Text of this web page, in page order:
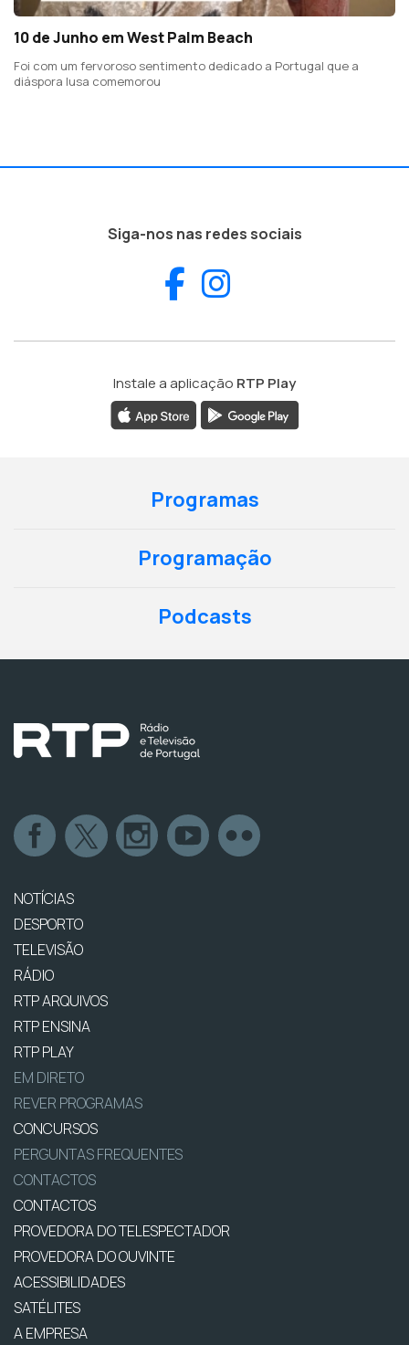
10 de Junho em West Palm Beach
Foi com um fervoroso sentimento dedicado a Portugal que a
diáspora lusa comemorou
Siga-nos nas redes sociais
Facebook
Instale a aplicação RTP Play
Programas
Programação
Podcasts
NOTÍCIAS
DESPORTO
TELEVISÃO
RÁDIO
RTP ARQUIVOS
RTP ENSINA
RTP PLAY
EM DIRETO
REVER PROGRAMAS
CONCURSOS
PERGUNTAS FREQUENTES
CONTACTOS
CONTACTOS
PROVEDORA DO TELESPECTADOR
PROVEDORA DO OUVINTE
ACESSIBILIDADES
SATÉLITES
A EMPRESA